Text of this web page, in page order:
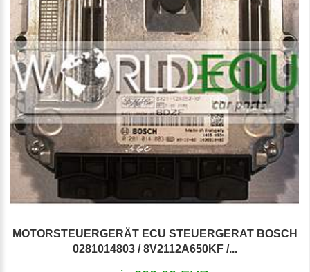
MOTORSTEUERGERÄT ECU STEUERGERAT BOSCH
0281014803 / 8V2112A650KF /...